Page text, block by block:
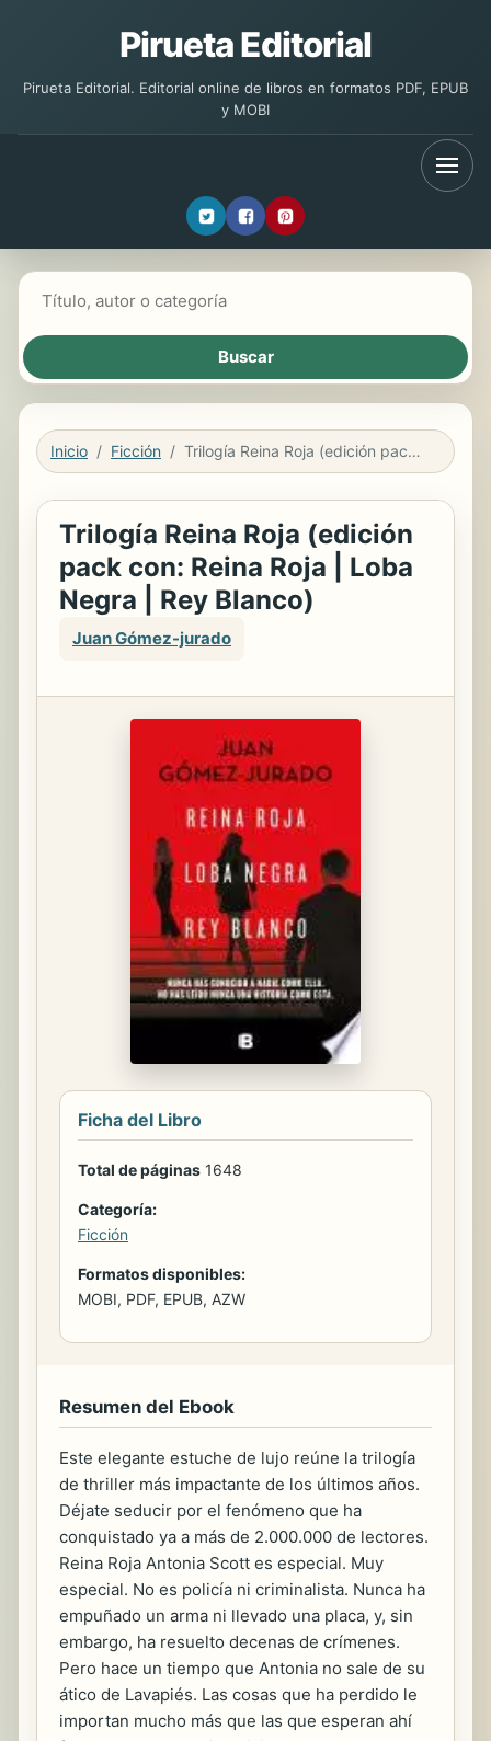
Pirueta Editorial
Pirueta Editorial. Editorial online de libros en formatos PDF, EPUB
y MOBI
Inicio Ficción Trilogía Reina Roja (edición pack con: Reina Roja | Loba Negra | Rey Blanco)
Trilogía Reina Roja (edición
pack con: Reina Roja | Loba
Negra | Rey Blanco)
Juan Gómez-jurado
Ficha del Libro
Total de páginas 1648
Categoría:
Ficción
Formatos disponibles:
MOBI, PDF, EPUB, AZW
Resumen del Ebook
Este elegante estuche de lujo reúne la trilogía
de thriller más impactante de los últimos años.
Déjate seducir por el fenómeno que ha
conquistado ya a más de 2.000.000 de lectores.
Reina Roja Antonia Scott es especial. Muy
especial. No es policía ni criminalista. Nunca ha
empuñado un arma ni llevado una placa, y, sin
embargo, ha resuelto decenas de crímenes.
Pero hace un tiempo que Antonia no sale de su
ático de Lavapiés. Las cosas que ha perdido le
importan mucho más que las que esperan ahí